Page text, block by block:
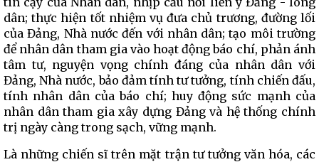
dân; thực hiện tốt nhiệm vụ đưa chủ trương, đường lối
của Đảng, Nhà nước đến với nhân dân; tạo môi trường
để nhân dân tham gia vào hoạt động báo chí, phản ánh
tâm tư, nguyện vọng chính đáng của nhân dân với
Đảng, Nhà nước, bảo đảm tính tư tưởng, tính chiến đấu,
tính nhân dân của báo chí; huy động sức mạnh của
nhân dân tham gia xây dựng Đảng và hệ thống chính
trị ngày càng trong sạch, vững mạnh.
Là những chiến sĩ trên mặt trận tư tưởng văn hóa, các